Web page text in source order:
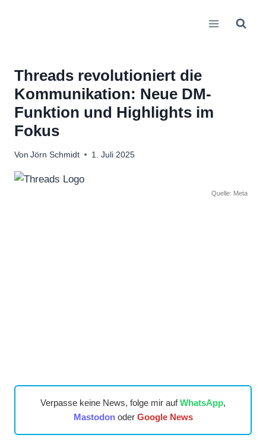
Threads revolutioniert die
Kommunikation: Neue DM-
Funktion und Highlights im
Fokus
Von Jörn Schmidt 1. Juli 2025
Quelle: Meta
Verpasse keine News, folge mir aufWhatsApp,
Mastodonoder Google News